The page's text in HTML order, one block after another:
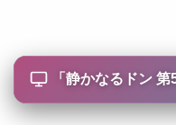
「 静かなるドン 第